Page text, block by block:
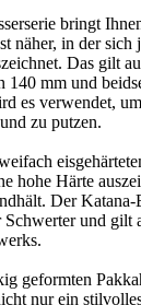
bringt
näher, in der sich
Das gilt
mm und
es verwendet,
zu putzen.
hohe Härte
Der
und gilt
geformten
nur ein